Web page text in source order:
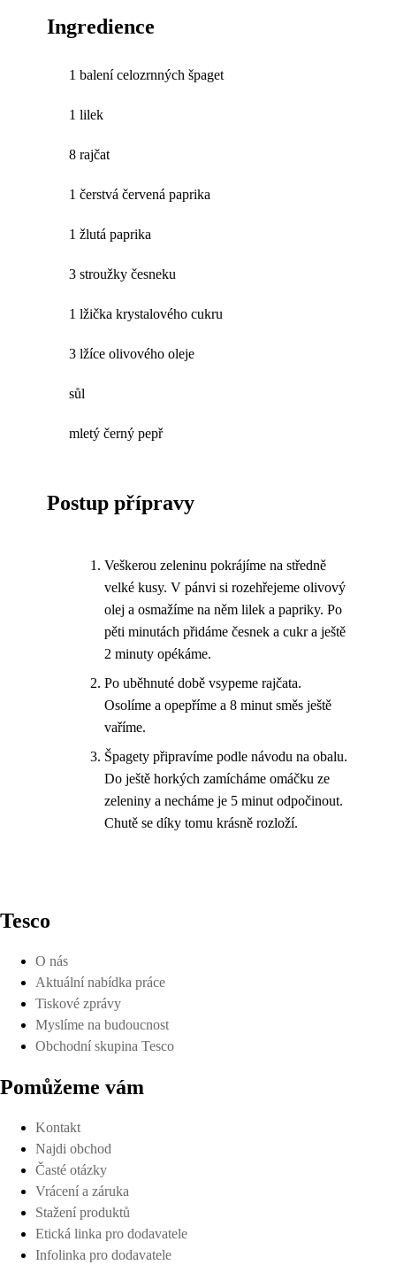
Ingredience
1 balení celozrnných špaget
1 lilek
8 rajčat
1 čerstvá červená paprika
1 žlutá paprika
3 stroužky česneku
1 lžička krystalového cukru
3 lžíce olivového oleje
sůl
mletý černý pepř
Postup přípravy
Veškerou zeleninu pokrájíme na středně
velké kusy. V pánvi si rozehřejeme olivový
olej a osmažíme na něm lilek a papriky. Po
pěti minutách přidáme česnek a cukr a ještě
2 minuty opékáme.
Po uběhnuté době vsypeme rajčata.
Osolíme a opepříme a 8 minut směs ještě
vaříme.
Špagety připravíme podle návodu na obalu.
Do ještě horkých zamícháme omáčku ze
zeleniny a necháme je 5 minut odpočinout.
Chutě se díky tomu krásně rozloží.
Tesco
O nás
Aktuální nabídka práce
Tiskové zprávy
Myslíme na budoucnost
Obchodní skupina Tesco
Pomůžeme vám
Kontakt
Najdi obchod
Časté otázky
Vrácení a záruka
Stažení produktů
Etická linka pro dodavatele
Infolinka pro dodavatele